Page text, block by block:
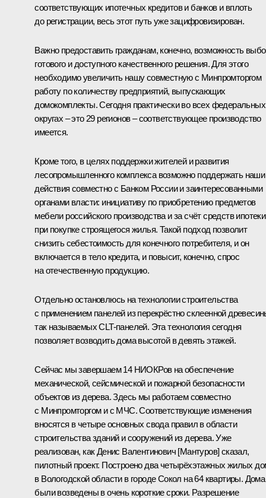
соответствующих ипотечных кредитов и банков и вплоть
до регистрации, весь этот путь уже зацифровизирован.
Важно предоставить гражданам, конечно, возможность
готового и доступного качественного решения. Для этого
необходимо увеличить нашу совместную с Минпромторгом
работу по количеству предприятий, выпускающих
домокомплекты. Сегодня практически во всех федеральных
округах – это 29 регионов – соответствующее производство
имеется.
Кроме того, в целях поддержки жителей и развития
лесопромышленного комплекса возможно поддержать наши
действия совместно с Банком России и заинтересованными
органами власти: инициативу по приобретению предметов
мебели российского производства и за счёт средств ипотеки
при покупке строящегося жилья. Такой подход позволит
снизить себестоимость для конечного потребителя, и он
включается в тело кредита, и повысит, конечно, спрос
на отечественную продукцию.
Отдельно остановлюсь на технологии строительства
с применением панелей из перекрёстно склеенной
так называемых CLT-панелей. Эта технология сегодня
позволяет возводить дома высотой в девять этажей.
Сейчас мы завершаем 14 НИОКРов на обеспечение
механической, сейсмической и пожарной безопасности
объектов из дерева. Здесь мы работаем совместно
с Минпромторгом и с МЧС. Соответствующие изменения
вносятся в четыре основных свода правил в области
строительства зданий и сооружений из дерева. Уже
реализован, как Денис Валентинович [Мантуров] сказал,
пилотный проект. Построено два четырёхэтажных жилых
в Вологодской области в городе Сокол на 64 квартиры. Дома
были возведены в очень короткие сроки. Разрешение